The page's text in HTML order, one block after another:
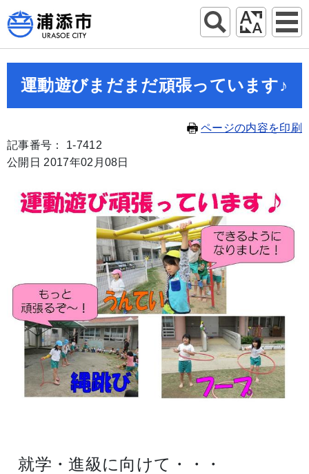
運動遊びまだまだ頑張っています♪
ページの内容を印刷
記事番号： 1-7412
公開日 2017年02月08日
就学・進級に向けて・・・